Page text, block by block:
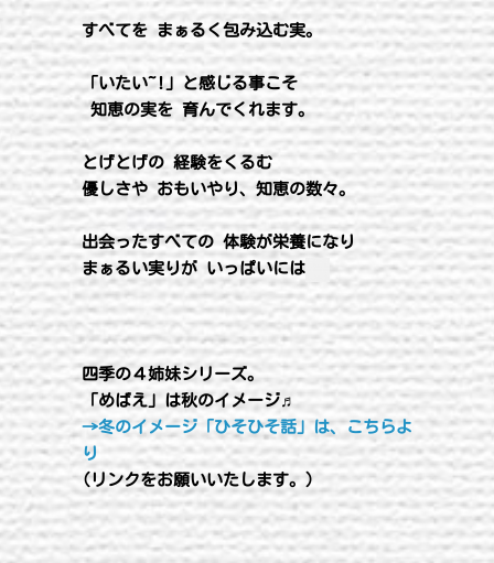
すべてを まぁるく包み込む実。
「いたい~!」と感じる事こそ
知恵の実を 育んでくれます。
とげとげの 経験をくるむ
優しさや おもいやり、知恵の数々。
出会ったすべての 体験が栄養になり
まぁるい実りが いっぱいには
四季の４姉妹シリーズ。
「めばえ」は秋のイメージ♬
→冬のイメージ「ひそひそ話」は、こちらよ
り
(リンクをお願いいたします。）